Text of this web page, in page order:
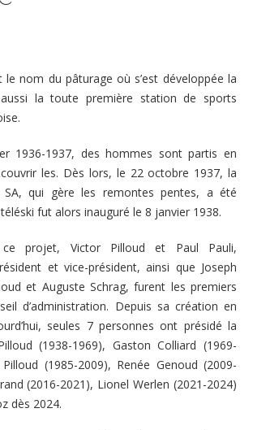
le nom du pâturage où s’est développée la
la toute première station de sports
1936-1937, des hommes sont partis en
les. Dès lors, le 22 octobre 1937, la
SA, qui gère les remontes pentes, a été
fut alors inauguré le 8 janvier 1938.
projet, Victor Pilloud et Paul Pauli,
et vice-président, ainsi que Joseph
et Auguste Schrag, furent les premiers
d’administration. Depuis sa création en
seules 7 personnes ont présidé la
(1938-1969), Gaston Colliard (1969-
(1985-2009), Renée Genoud (2009-
(2016-2021), Lionel Werlen (2021-2024)
dès 2024.